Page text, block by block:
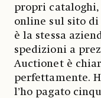
propri cataloghi,
online sul sito di
è la stessa
spedizioni a
Auctionet è
perfettamente.
l’ho pagato